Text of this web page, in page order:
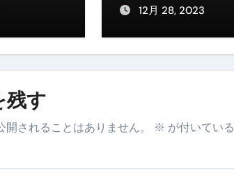
しない「爪切り」完全ガイド：高級クリッ
しない「カニ」完全ガイド：ズワイ・タラバ
ーツ完全ガイド ― 人生を少しだけ甘くする
震は突然、備えは今日から。」防災意識を日
12月 28, 2023
残す
されることはありません。 ※ が付いてい